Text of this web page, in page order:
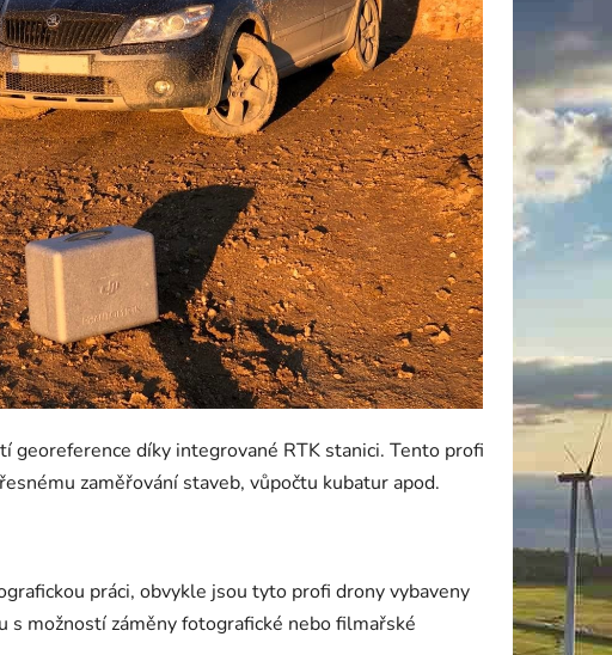
georeference díky integrované RTK stanici. Tento profi
zaměřování staveb, vůpočtu kubatur apod.
práci, obvykle jsou tyto profi drony vybaveny
možností záměny fotografické nebo filmařské